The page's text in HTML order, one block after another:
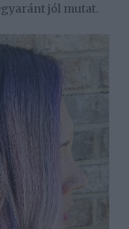
jól mutat.